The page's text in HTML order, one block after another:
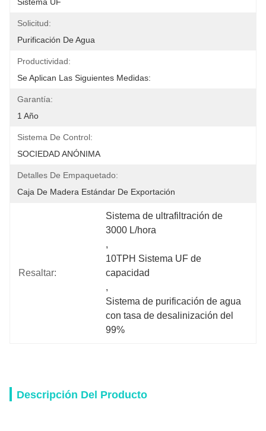
Solicitud:
Purificación De Agua
Productividad:
Se Aplican Las Siguientes Medidas:
Garantía:
1 Año
Sistema De Control:
SOCIEDAD ANÓNIMA
Detalles De Empaquetado:
Caja De Madera Estándar De Exportación
Resaltar:
Sistema de ultrafiltración de
3000 L/hora
,
10TPH Sistema UF de
capacidad
,
Sistema de purificación de agua
con tasa de desalinización del
99%
Descripción Del Producto